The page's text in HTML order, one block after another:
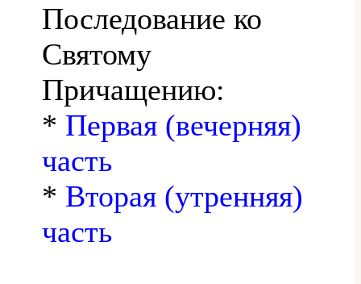
Последование ко
Святому
Причащению:
* Первая (вечерняя)
часть
* Вторая (утренняя)
часть